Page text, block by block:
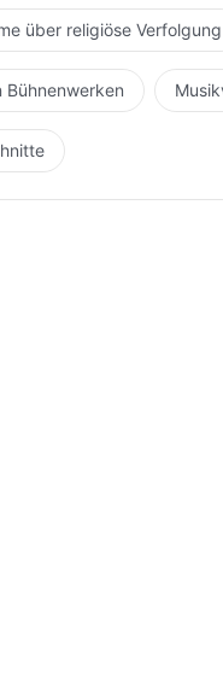
über religiöse Verfolgung
Bühnenwerken